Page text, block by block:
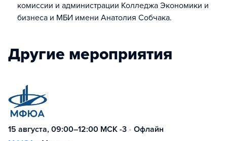
комиссии и администрации Колледжа Экономики и
бизнеса и МБИ имени Анатолия Собчака.
Другие мероприятия
15 августа, 09:00–12:00 МСК -3 • Офлайн